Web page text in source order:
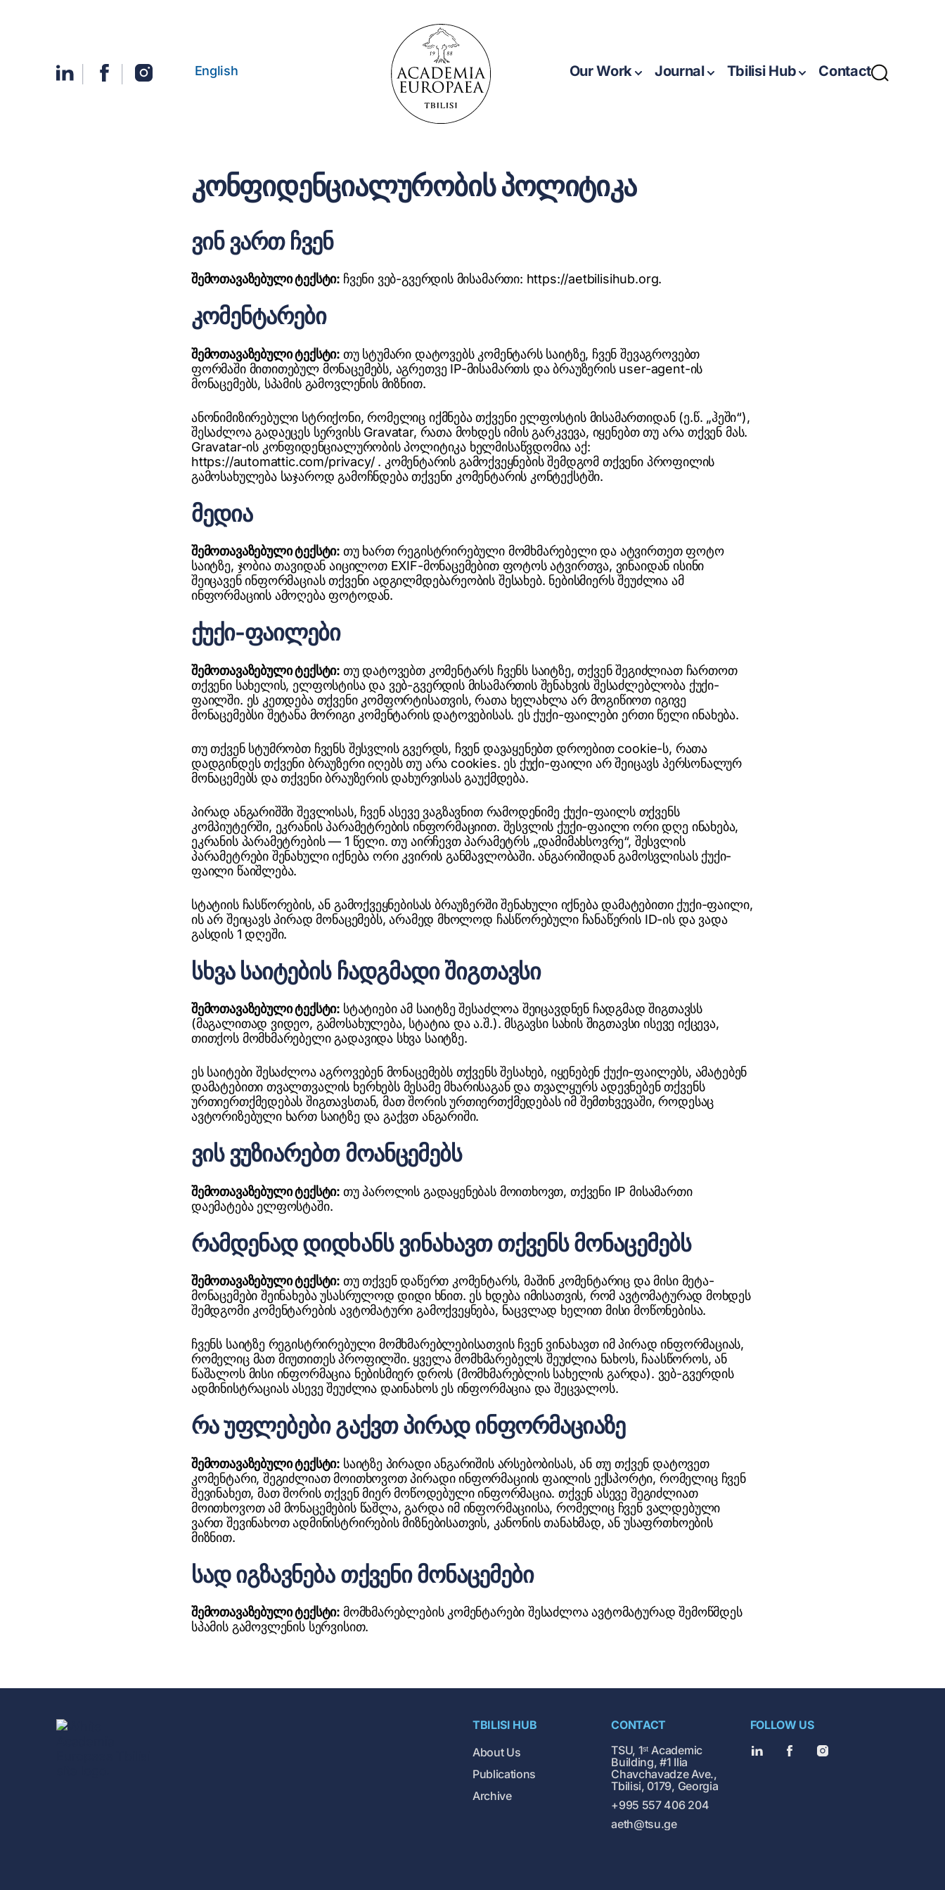
English Our Work Journal Tbilisi Hub Contact
კონფიდენციალურობის პოლიტიკა
ვინ ვართ ჩვენ
შემოთავაზებული ტექსტი: ჩვენი ვებ-გვერდის მისამართი: https://aetbilisihub.org.
კომენტარები
შემოთავაზებული ტექსტი: თუ სტუმარი დატოვებს კომენტარს საიტზე, ჩვენ შევაგროვებთ
ფორმაში მითითებულ მონაცემებს, აგრეთვე IP-მისამართს და ბრაუზერის user-agent-ის
მონაცემებს, სპამის გამოვლენის მიზნით.
ანონიმიზირებული სტრიქონი, რომელიც იქმნება თქვენი ელფოსტის მისამართიდან (ე.წ. „ჰეში“),
შესაძლოა გადაეცეს სერვისს Gravatar, რათა მოხდეს იმის გარკვევა, იყენებთ თუ არა თქვენ მას.
Gravatar-ის კონფიდენციალურობის პოლიტიკა ხელმისაწვდომია აქ:
https://automattic.com/privacy/ . კომენტარის გამოქვეყნების შემდგომ თქვენი პროფილის
გამოსახულება საჯაროდ გამოჩნდება თქვენი კომენტარის კონტექსტში.
მედია
შემოთავაზებული ტექსტი: თუ ხართ რეგისტრირებული მომხმარებელი და ატვირთეთ ფოტო
საიტზე, ჯობია თავიდან აიცილოთ EXIF-მონაცემებით ფოტოს ატვირთვა, ვინაიდან ისინი
შეიცავენ ინფორმაციას თქვენი ადგილმდებარეობის შესახებ. ნებისმიერს შეუძლია ამ
ინფორმაციის ამოღება ფოტოდან.
ქუქი-ფაილები
შემოთავაზებული ტექსტი: თუ დატოვებთ კომენტარს ჩვენს საიტზე, თქვენ შეგიძლიათ ჩართოთ
თქვენი სახელის, ელფოსტისა და ვებ-გვერდის მისამართის შენახვის შესაძლებლობა ქუქი-
ფაილში. ეს კეთდება თქვენი კომფორტისათვის, რათა ხელახლა არ მოგიწიოთ იგივე
მონაცემებსი შეტანა მორიგი კომენტარის დატოვებისას. ეს ქუქი-ფაილები ერთი წელი ინახება.
თუ თქვენ სტუმრობთ ჩვენს შესვლის გვერდს, ჩვენ დავაყენებთ დროებით cookie-ს, რათა
დადგინდეს თქვენი ბრაუზერი იღებს თუ არა cookies. ეს ქუქი-ფაილი არ შეიცავს პერსონალურ
მონაცემებს და თქვენი ბრაუზერის დახურვისას გაუქმდება.
პირად ანგარიშში შევლისას, ჩვენ ასევე ვაგზავნით რამოდენიმე ქუქი-ფაილს თქვენს
კომპიუტერში, ეკრანის პარამეტრების ინფორმაციით. შესვლის ქუქი-ფაილი ორი დღე ინახება,
ეკრანის პარამეტრების — 1 წელი. თუ აირჩევთ პარამეტრს „დამიმახსოვრე“, შესვლის
პარამეტრები შენახული იქნება ორი კვირის განმავლობაში. ანგარიშიდან გამოსვლისას ქუქი-
ფაილი წაიშლება.
სტატიის ჩასწორების, ან გამოქვეყნებისას ბრაუზერში შენახული იქნება დამატებითი ქუქი-ფაილი,
ის არ შეიცავს პირად მონაცემებს, არამედ მხოლოდ ჩასწორებული ჩანაწერის ID-ის და ვადა
გასდის 1 დღეში.
სხვა საიტების ჩადგმადი შიგთავსი
შემოთავაზებული ტექსტი: სტატიები ამ საიტზე შესაძლოა შეიცავდნენ ჩადგმად შიგთავსს
(მაგალითად ვიდეო, გამოსახულება, სტატია და ა.შ.). მსგავსი სახის შიგთავსი ისევე იქცევა,
თითქოს მომხმარებელი გადავიდა სხვა საიტზე.
ეს საიტები შესაძლოა აგროვებენ მონაცემებს თქვენს შესახებ, იყენებენ ქუქი-ფაილებს, ამატებენ
დამატებითი თვალთვალის ხერხებს მესამე მხარისაგან და თვალყურს ადევნებენ თქვენს
ურთიერთქმედებას შიგთავსთან, მათ შორის ურთიერთქმედებას იმ შემთხვევაში, როდესაც
ავტორიზებული ხართ საიტზე და გაქვთ ანგარიში.
ვის ვუზიარებთ მოანცემებს
შემოთავაზებული ტექსტი: თუ პაროლის გადაყენებას მოითხოვთ, თქვენი IP მისამართი
დაემატება ელფოსტაში.
რამდენად დიდხანს ვინახავთ თქვენს მონაცემებს
შემოთავაზებული ტექსტი: თუ თქვენ დაწერთ კომენტარს, მაშინ კომენტარიც და მისი მეტა-
მონაცემები შეინახება უსასრულოდ დიდი ხნით. ეს ხდება იმისათვის, რომ ავტომატურად მოხდეს
შემდგომი კომენტარების ავტომატური გამოქვეყნება, ნაცვლად ხელით მისი მოწონებისა.
ჩვენს საიტზე რეგისტრირებული მომხმარებლებისათვის ჩვენ ვინახავთ იმ პირად ინფორმაციას,
რომელიც მათ მიუთითეს პროფილში. ყველა მომხმარებელს შეუძლია ნახოს, ჩაასწოროს, ან
წაშალოს მისი ინფორმაცია ნებისმიერ დროს (მომხმარებლის სახელის გარდა). ვებ-გვერდის
ადმინისტრაციას ასევე შეუძლია დაინახოს ეს ინფორმაცია და შეცვალოს.
რა უფლებები გაქვთ პირად ინფორმაციაზე
შემოთავაზებული ტექსტი: საიტზე პირადი ანგარიშის არსებობისას, ან თუ თქვენ დატოვეთ
კომენტარი, შეგიძლიათ მოითხოვოთ პირადი ინფორმაციის ფაილის ექსპორტი, რომელიც ჩვენ
შევინახეთ, მათ შორის თქვენ მიერ მოწოდებული ინფორმაცია. თქვენ ასევე შეგიძლიათ
მოითხოვოთ ამ მონაცემების წაშლა, გარდა იმ ინფორმაციისა, რომელიც ჩვენ ვალდებული
ვართ შევინახოთ ადმინისტრირების მიზნებისათვის, კანონის თანახმად, ან უსაფრთხოების
მიზნით.
სად იგზავნება თქვენი მონაცემები
შემოთავაზებული ტექსტი: მომხმარებლების კომენტარები შესაძლოა ავტომატურად შემოწმდეს
სპამის გამოვლენის სერვისით.
TBILISI HUB
About Us
Publications
Archive
CONTACT
TSU, 1ˢᵗ Academic
Building, #1 Ilia
Chavchavadze Ave.,
Tbilisi, 0179, Georgia
+995 557 406 204
aeth@tsu.ge
FOLLOW US